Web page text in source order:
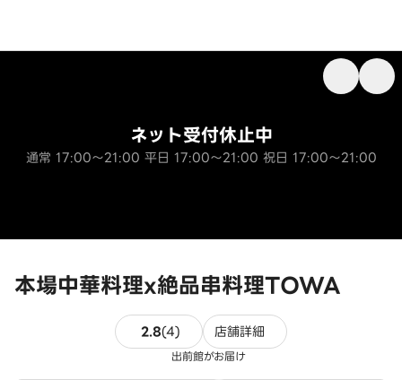
本場中華料理x絶品串料理TOWA
ネット受付休止中
通常 17:00～21:00 平日 17:00～21:00 祝日 17:00～21:00
2.8(4) 4件のレビュー
店舗詳細
出前館がお届け